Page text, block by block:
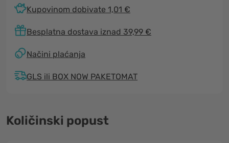
Kupovinom dobivate 1,01 €
Besplatna dostava iznad 39,99 €
Načini plaćanja
GLS ili BOX NOW PAKETOMAT
Količinski popust